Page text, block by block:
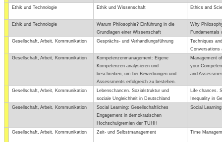
Ethik und Technologie Ethik und Wissenschaft Ethics and
Ethik und Technologie
Warum Philosophie? Einführung in die
Grundlagen einer Wissenschaft
Why
Fundamentals
Gesellschaft, Arbeit, Kommunikation
Gesprächs- und Verhandlungsführung
Techniques
Conversations
Gesellschaft, Arbeit, Kommunikation
Kompetenzenmanagement: Eigene
Kompetenzen analysieren und
beschreiben, um bei Bewerbungen und
Assessments erfolgreich zu bestehen.
Management
your
and
Gesellschaft, Arbeit, Kommunikation
Lebenschancen. Sozialstruktur und
soziale Ungleichheit in Deutschland
Life chances.
Inequality in
Gesellschaft, Arbeit, Kommunikation
Social Learning: Gesellschaftliches
Engagement in demokratischen
Hochschulgremien der TUHH
Social
Gesellschaft, Arbeit, Kommunikation Zeit- und Selbstmanagement Time